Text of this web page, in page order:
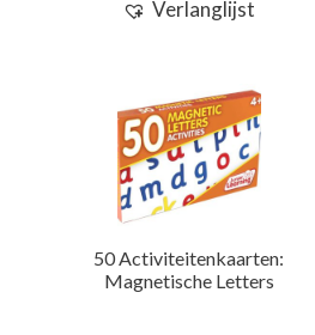
Verlanglijst
50 Activiteitenkaarten:
Magnetische Letters